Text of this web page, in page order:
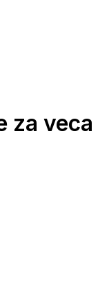
za veca